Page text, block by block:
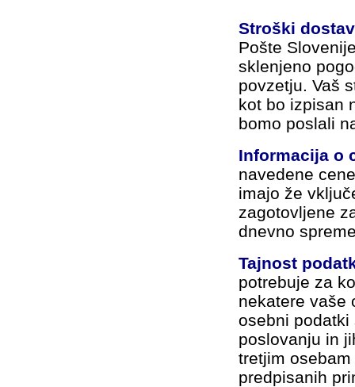
Stroški
Pošte
sklenjeno
povzetju. Vaš
kot bo izpisan
bomo poslali
Informacija o
navedene
imajo že
zagotovljene
dnevno
Tajnost
potrebuje za
nekatere vaše
osebni podatki
poslovanju in
tretjim
predpisanih